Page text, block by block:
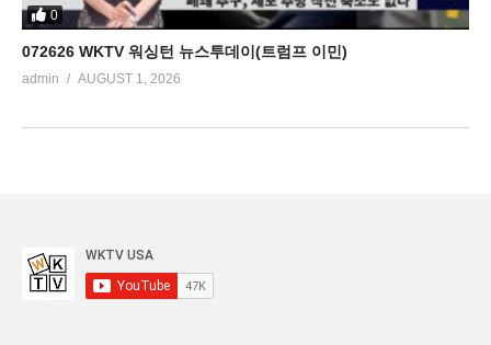
0
072626 WKTV 워싱턴 뉴스투데이(트럼프 이민)
admin AUGUST 1, 2026